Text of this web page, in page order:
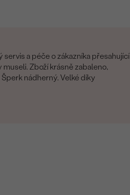
servis a péče o zákazníka přesahující
zabaleno,
dodáno v termínu. Šperk nádherný. Velké díky